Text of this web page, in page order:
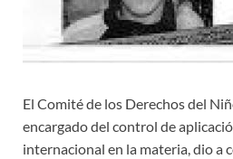
El Comité de los Derechos del
encargado del control de
internacional en la materia, dio a